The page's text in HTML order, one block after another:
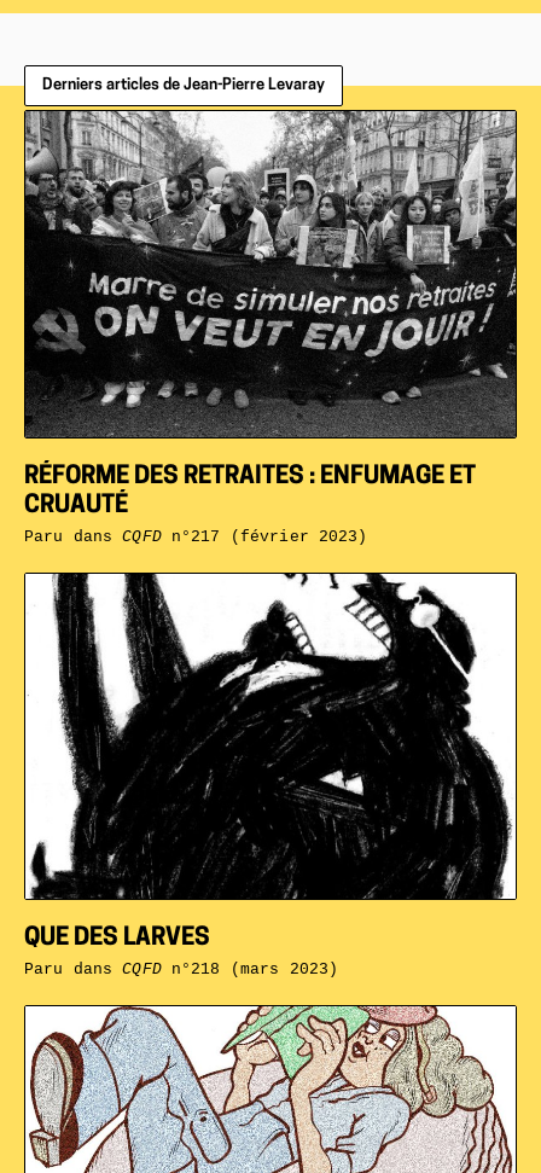
Derniers articles de Jean-Pierre Levaray
QUE DES LARVES
Paru dansCQFDn°218 (mars 2023)
RÉFORME DES RETRAITES : ENFUMAGE ET
CRUAUTÉ
Paru dansCQFDn°217 (février 2023)